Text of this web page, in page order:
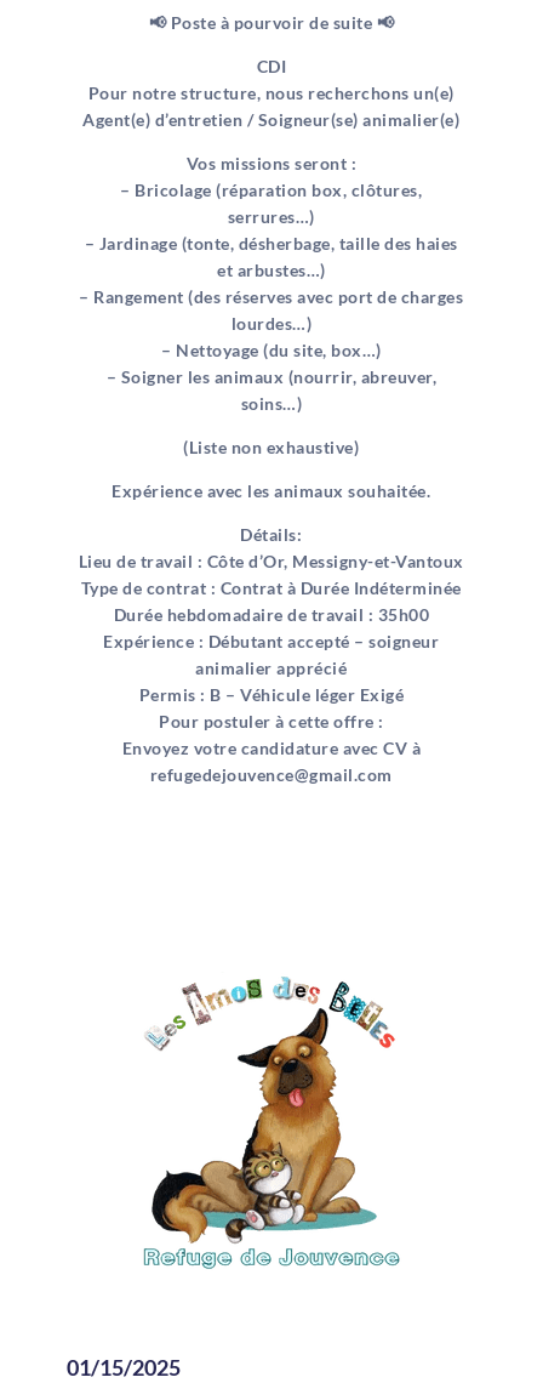
📢 Poste à pourvoir de suite 📢
CDI
Pour notre structure, nous recherchons un(e)
Agent(e) d’entretien / Soigneur(se) animalier(e)
Vos missions seront :
– Bricolage (réparation box, clôtures,
serrures…)
– Jardinage (tonte, désherbage, taille des haies
et arbustes…)
– Rangement (des réserves avec port de charges
lourdes…)
– Nettoyage (du site, box…)
– Soigner les animaux (nourrir, abreuver,
soins…)
(Liste non exhaustive)
Expérience avec les animaux souhaitée.
Détails:
Lieu de travail : Côte d’Or, Messigny-et-Vantoux
Type de contrat : Contrat à Durée Indéterminée
Durée hebdomadaire de travail : 35h00
Expérience : Débutant accepté – soigneur
animalier apprécié
Permis : B – Véhicule léger Exigé
Pour postuler à cette offre :
Envoyez votre candidature avec CV à
refugedejouvence@gmail.com
01/15/2025